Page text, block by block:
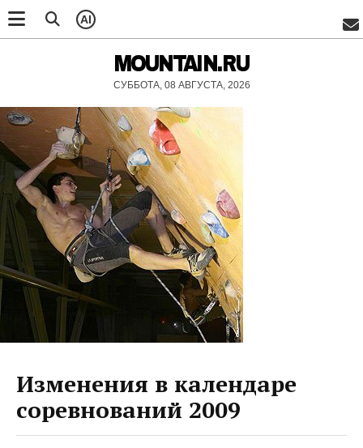
AI
MOUNTAIN.RU
СУББОТА, 08 АВГУСТА, 2026
Изменения в календаре
соревнований 2009